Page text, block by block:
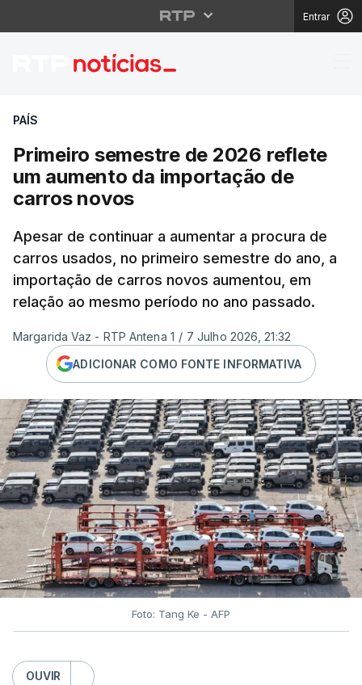
Entrar
Primeiro semestre de
PAÍS
Primeiro semestre de 2026 reflete
um aumento da importação de
carros novos
Apesar de continuar a aumentar a procura de
carros usados, no primeiro semestre do ano, a
importação de carros novos aumentou, em
relação ao mesmo período no ano passado.
Margarida Vaz - RTP Antena 1 / 7 Julho 2026, 21:32
ADICIONAR COMO FONTE INFORMATIVA
Foto: Tang Ke - AFP
OUVIR